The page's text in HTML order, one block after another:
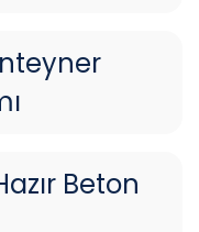
Beton